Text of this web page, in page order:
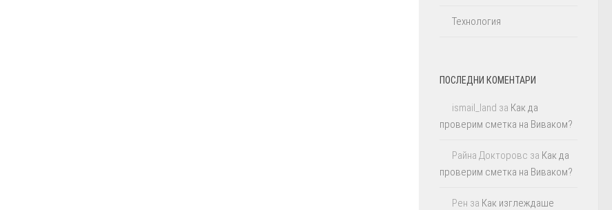
Технология
ПОСЛЕДНИ КОМЕНТАРИ
ismail_land за Как да
проверим сметка на Виваком?
Райна Докторовс за Как да
проверим сметка на Виваком?
Рен за Как изглеждаше